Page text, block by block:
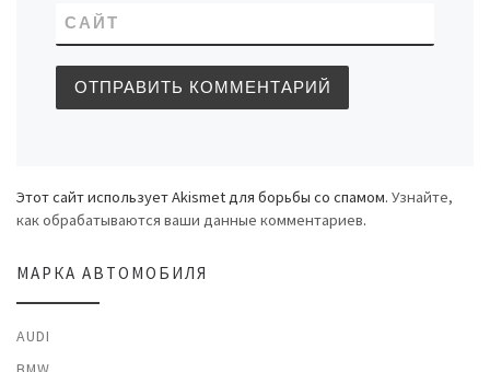
САЙТ
Этот сайт использует Akismet для борьбы со спамом. Узнайте,
как обрабатываются ваши данные комментариев.
МАРКА АВТОМОБИЛЯ
AUDI